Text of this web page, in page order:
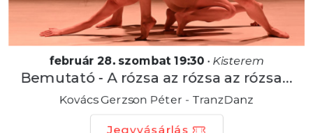
február 28. szombat 19:30 • Kisterem
Bemutató - A rózsa az rózsa az rózsa...
Kovács Gerzson Péter - TranzDanz
Jegyvásárlás